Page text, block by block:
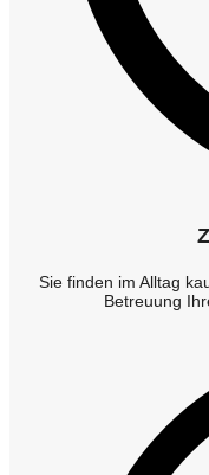
Sie finden im Alltag
Betreuung